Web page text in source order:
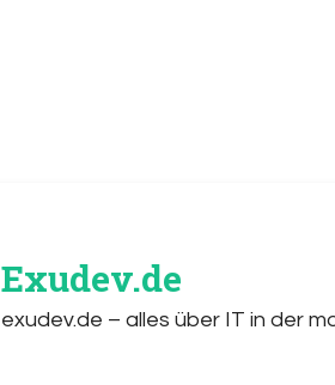
Exudev.de
exudev.de – alles über IT in der